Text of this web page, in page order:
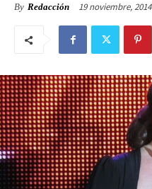
By Redacción 19 noviembre, 2014